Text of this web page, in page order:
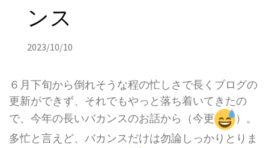
ンス
2023/10/10
６月下旬から倒れそうな程の忙しさで長くブログの
更新ができず、それでもやっと落ち着いてきたの
で、今年の長いバカンスのお話から（今更
）。
多忙と言えど、バカンスだけは勿論しっかりとりま